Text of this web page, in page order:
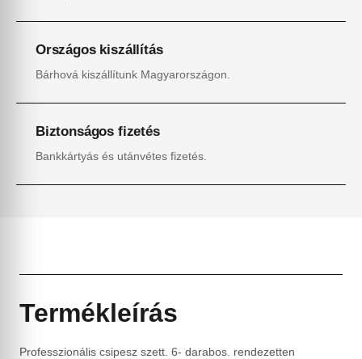
Országos kiszállítás
Bárhová kiszállítunk Magyarországon.
Biztonságos fizetés
Bankkártyás és utánvétes fizetés.
Termékleírás
Professzionális csipesz szett. 6- darabos. rendezetten